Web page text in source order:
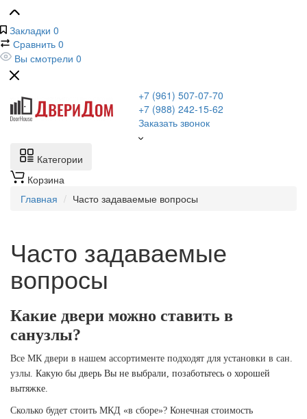
Закладки 0
Сравнить 0
Вы смотрели 0
+7 (961) 507-07-70
+7 (988) 242-15-62
Заказать звонок
Категории
Корзина
Главная
Часто задаваемые вопросы
Часто задаваемые
вопросы
Какие двери можно ставить в
санузлы?
Все МК двери в нашем ассортименте подходят для установки в сан.
узлы. Какую бы дверь Вы не выбрали, позаботьтесь о хорошей
вытяжке.
Сколько будет стоить МКД «в сборе»? Конечная стоимость